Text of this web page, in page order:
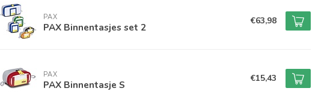
PAX
PAX Binnentasjes set 2 €63,98
PAX
PAX Binnentasje S €15,43